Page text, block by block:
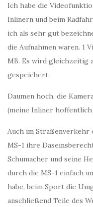
Ich habe die
Inlinern und beim
ich als sehr gut
die Aufnahmen waren. 1
MB. Es wird gleichzeitig
gespeichert.
Daumen hoch, die
(meine Inliner hoffentlich
Auch im Straßenverkehr
MS-1 ihre
Schumacher und seine
durch die MS-1 einfach
habe, beim Sport die
anschließend Teile des